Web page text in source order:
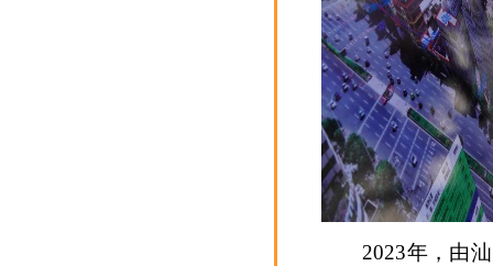
2023年，由